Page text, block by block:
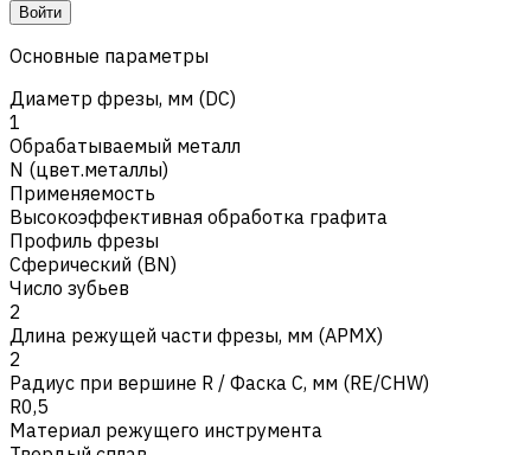
Войти
Основные параметры
Диаметр фрезы, мм (DC)
1
Обрабатываемый металл
N (цвет.металлы)
Применяемость
Высокоэффективная обработка графита
Профиль фрезы
Сферический (BN)
Число зубьев
2
Длина режущей части фрезы, мм (APMX)
2
Радиус при вершине R / Фаска C, мм (RE/CHW)
R0,5
Материал режущего инструмента